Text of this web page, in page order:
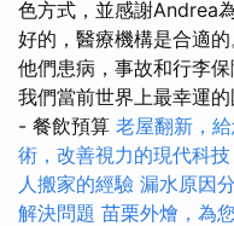
色方式，並感謝Andrea
好的，醫療機構是合適
他們患病，事故和行李
我們當前世界上最幸運
- 餐飲預算 老屋翻新，
術，改善視力的現代科技
人搬家的經驗 漏水原因
解決問題 苗栗外燴，為